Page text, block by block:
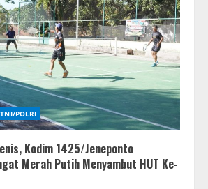
TNI/POLRI
Kodim 1425/Jeneponto
Merah Putih Menyambut HUT Ke-